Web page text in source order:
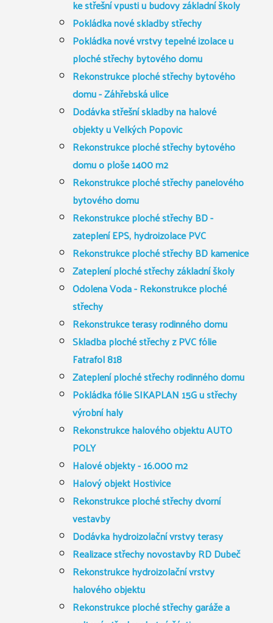
ke střešní vpusti u budovy základní školy
Pokládka nové skladby střechy
Pokládka nové vrstvy tepelné izolace u
ploché střechy bytového domu
Rekonstrukce ploché střechy bytového
domu - Záhřebská ulice
Dodávka střešní skladby na halové
objekty u Velkých Popovic
Rekonstrukce ploché střechy bytového
domu o ploše 1400 m2
Rekonstrukce ploché střechy panelového
bytového domu
Rekonstrukce ploché střechy BD -
zateplení EPS, hydroizolace PVC
Rekonstrukce ploché střechy BD kamenice
Zateplení ploché střechy základní školy
Odolena Voda - Rekonstrukce ploché
střechy
Rekonstrukce terasy rodinného domu
Skladba ploché střechy z PVC fólie
Fatrafol 818
Zateplení ploché střechy rodinného domu
Pokládka fólie SIKAPLAN 15G u střechy
výrobní haly
Rekonstrukce halového objektu AUTO
POLY
Halové objekty - 16.000 m2
Halový objekt Hostivice
Rekonstrukce ploché střechy dvorní
vestavby
Dodávka hydroizolační vrstvy terasy
Realizace střechy novostavby RD Dubeč
Rekonstrukce hydroizolační vrstvy
halového objektu
Rekonstrukce ploché střechy garáže a